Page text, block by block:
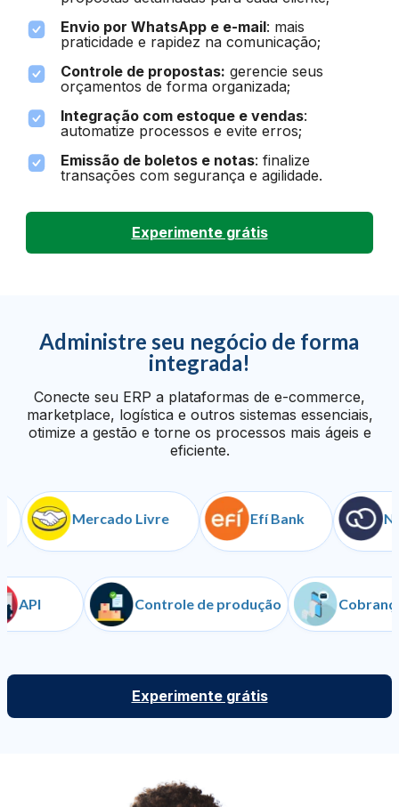
Envio por WhatsApp e e-mail: mais
praticidade e rapidez na comunicação;
Controle de propostas: gerencie seus
orçamentos de forma organizada;
Integração com estoque e vendas:
automatize processos e evite erros;
Emissão de boletos e notas: finalize
transações com segurança e agilidade.
Experimente grátis
Administre seu negócio de forma
integrada!
Conecte seu ERP a plataformas de e-commerce,
marketplace, logística e outros sistemas essenciais,
otimize a gestão e torne os processos mais ágeis e
eficiente.
Mercado Livre Efí Bank
Controle de produção
Experimente grátis